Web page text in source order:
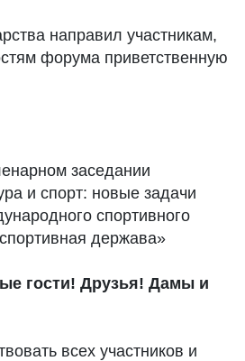
направил участникам,
форума приветственную
заседании
и спорт: новые задачи
спортивного
держава»
гости! Друзья! Дамы и
всех участников и